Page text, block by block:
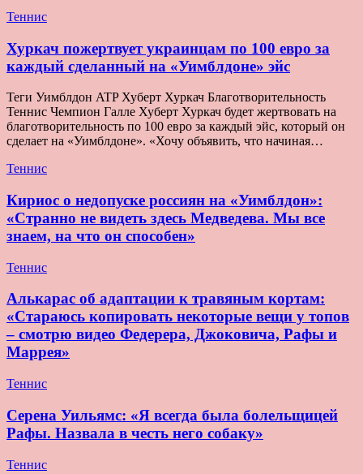
Теннис
Хуркач пожертвует украинцам по 100 евро за
каждый сделанный на «Уимблдоне» эйс
Теги Уимблдон ATP Хуберт Хуркач Благотворительность
Теннис Чемпион Галле Хуберт Хуркач будет жертвовать на
благотворительность по 100 евро за каждый эйс, который он
сделает на «Уимблдоне». «Хочу объявить, что начиная…
Теннис
Кириос о недопуске россиян на «Уимблдон»:
«Странно не видеть здесь Медведева. Мы все
знаем, на что он способен»
Теннис
Алькарас об адаптации к травяным кортам:
«Стараюсь копировать некоторые вещи у топов
– смотрю видео Федерера, Джоковича, Рафы и
Маррея»
Теннис
Серена Уильямс: «Я всегда была болельщицей
Рафы. Назвала в честь него собаку»
Теннис